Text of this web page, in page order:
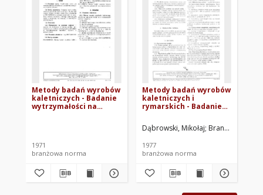
Metody badań wyrobów
kaletniczych - Badanie
wytrzymałości na
1971
branżowa norma
Metody badań wyrobów
kaletniczych i
rymarskich - Badanie
natrysk wodą BN-
76/8509-08
Dąbrowski, Mikołaj Branżowe
1977
branżowa norma